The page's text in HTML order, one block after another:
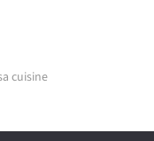
cuisine